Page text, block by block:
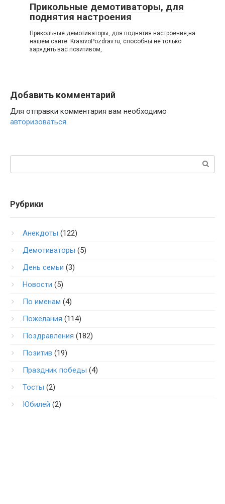
Прикольные демотиваторы, для
поднятия настроения
Прикольные демотиваторы, для поднятия настроения,на
нашем сайте KrasivoPozdrav.ru, способны не только
зарядить вас позитивом,
Добавить комментарий
Для отправки комментария вам необходимо
авторизоваться
Поиск:
Рубрики
Анекдоты (122)
Демотиваторы (5)
День семьи (3)
Новости (5)
По именам (4)
Пожелания (114)
Поздравления (182)
Позитив (19)
Праздник победы (4)
Тосты (2)
Юбилей (2)